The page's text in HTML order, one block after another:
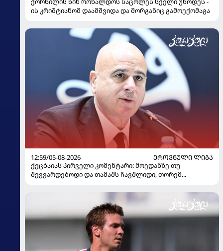
ის კრიშტიანომ დაამშვიდა და მორგანიც გამოექომაგა
12:59/05-08-2026
ᲔᲠᲝᲕᲜᲣᲚᲘ ᲚᲘᲒᲐ
ქეცბაიას პირველი კომენტარი: მოედანზე თუ
შევვარდებოდი და თამაშს ჩავშლიდი, თორემ...